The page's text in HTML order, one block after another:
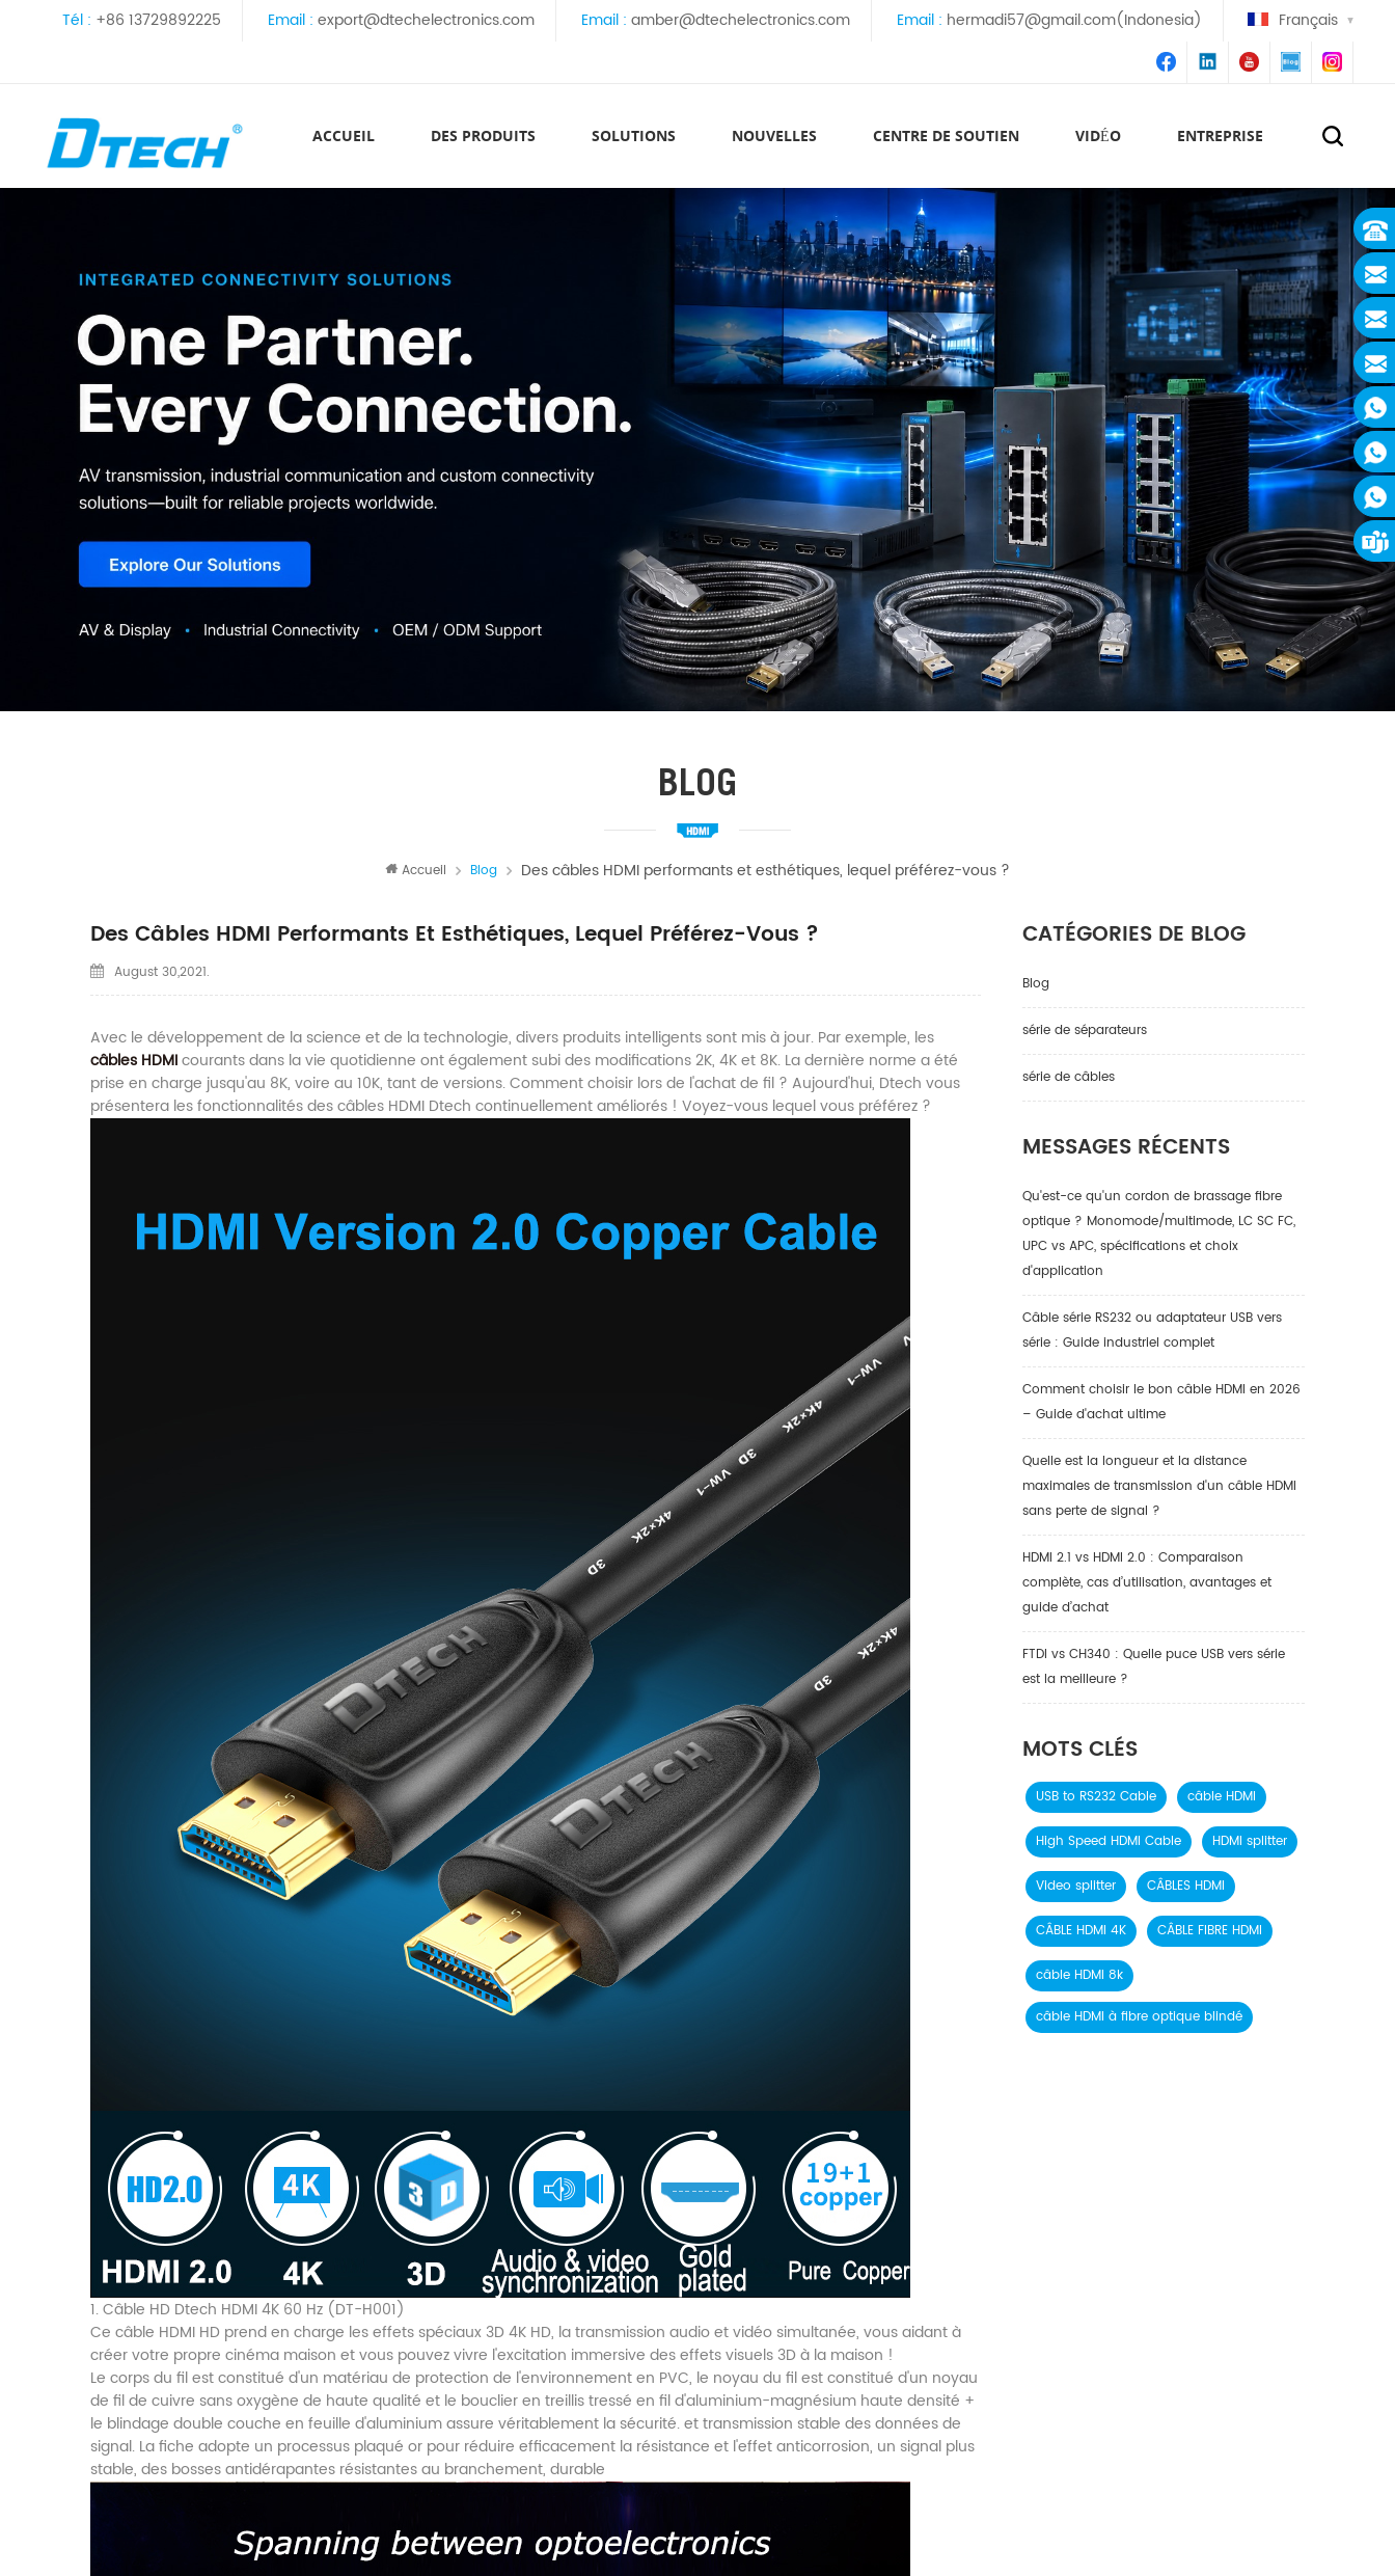
Tél : +86 13729892225 Email : export@dtechelectronics.com Email : amber@dtechelectronics.com Email : hermadi57@gmail.com(Indonesia) Français
ACCUEIL DES PRODUITS SOLUTIONS NOUVELLES CENTRE DE SOUTIEN VIDÉO ENTREPRISE
BLOG
Accueil Blog Des câbles HDMI performants et esthétiques, lequel préférez-vous ?
CATÉGORIES DE BLOG
Blog
série de séparateurs
série de câbles
MESSAGES RÉCENTS
Qu'est-ce qu'un cordon de brassage fibre
optique ? Monomode/multimode, LC SC FC,
UPC vs APC, spécifications et choix
d'application
Câble série RS232 ou adaptateur USB vers
série : Guide industriel complet
Comment choisir le bon câble HDMI en 2026
– Guide d'achat ultime
Quelle est la longueur et la distance
maximales de transmission d'un câble HDMI
sans perte de signal ?
HDMI 2.1 vs HDMI 2.0 : Comparaison
complète, cas d’utilisation, avantages et
guide d’achat
FTDI vs CH340 : Quelle puce USB vers série
est la meilleure ?
MOTS CLÉS
USB to RS232 Cable câble HDMI
High Speed HDMI Cable HDMI splitter
Video splitter CÂBLES HDMI
CÂBLE HDMI 4K CÂBLE FIBRE HDMI
câble HDMI 8k
câble HDMI à fibre optique blindé
Des Câbles HDMI Performants Et Esthétiques, Lequel Préférez-Vous ?
August 30,2021.
Avec le développement de la science et de la technologie, divers produits intelligents sont mis à jour. Par exemple, les
câbles HDMIcourants dans la vie quotidienne ont également subi des modifications 2K, 4K et 8K. La dernière norme a été
prise en charge jusqu'au 8K, voire au 10K, tant de versions. Comment choisir lors de l'achat de fil ? Aujourd'hui, Dtech vous
présentera les fonctionnalités des câbles HDMI Dtech continuellement améliorés ! Voyez-vous lequel vous préférez ?
1. Câble HD Dtech HDMI 4K 60 Hz (DT-H001)
Ce câble HDMI HD prend en charge les effets spéciaux 3D 4K HD, la transmission audio et vidéo simultanée, vous aidant à
créer votre propre cinéma maison et vous pouvez vivre l'excitation immersive des effets visuels 3D à la maison !
Le corps du fil est constitué d'un matériau de protection de l'environnement en PVC, le noyau du fil est constitué d'un noyau
de fil de cuivre sans oxygène de haute qualité et le bouclier en treillis tressé en fil d'aluminium-magnésium haute densité +
le blindage double couche en feuille d'aluminium assure véritablement la sécurité. et transmission stable des données de
signal. La fiche adopte un processus plaqué or pour réduire efficacement la résistance et l'effet anticorrosion, un signal plus
stable, des bosses antidérapantes résistantes au branchement, durable